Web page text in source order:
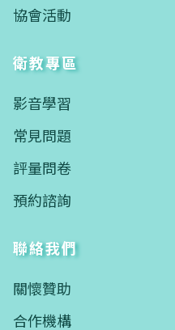
協會活動
衛教專區
影音學習
常見問題
評量問卷
預約諮詢
聯絡我們
關懷贊助
合作機構